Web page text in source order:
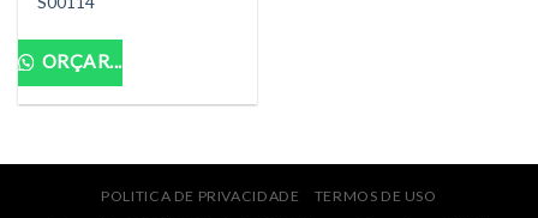
ORÇAR...
POLITICA DE PRIVACIDADE TERMOS DE USO